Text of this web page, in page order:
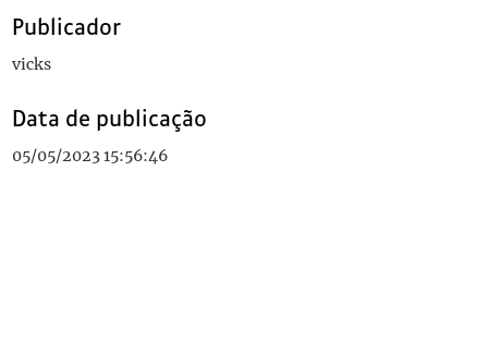
Publicador
vicks
Data de publicação
05/05/2023 15:56:46